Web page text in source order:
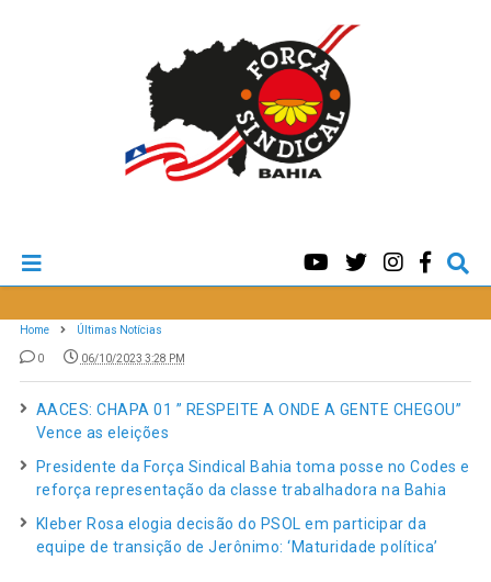
Home Últimas Notícias
0 06/10/2023 3:28 PM
AACES: CHAPA 01 ” RESPEITE A ONDE A GENTE CHEGOU”
Vence as eleições
Presidente da Força Sindical Bahia toma posse no Codes e
reforça representação da classe trabalhadora na Bahia
Kleber Rosa elogia decisão do PSOL em participar da
equipe de transição de Jerônimo: ‘Maturidade política’